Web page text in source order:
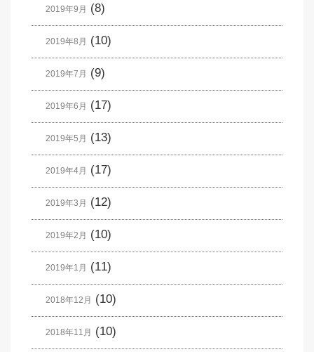
2019年9月 (8)
2019年8月 (10)
2019年7月 (9)
2019年6月 (17)
2019年5月 (13)
2019年4月 (17)
2019年3月 (12)
2019年2月 (10)
2019年1月 (11)
2018年12月 (10)
2018年11月 (10)